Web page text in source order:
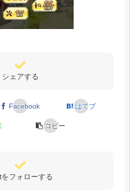
シェアする
Facebook はてブ
コピー
をフォローする